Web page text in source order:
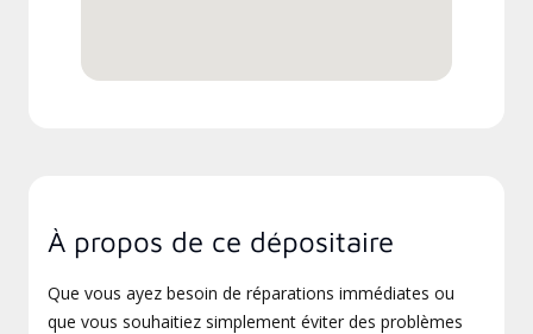
À propos de ce dépositaire
Que vous ayez besoin de réparations immédiates ou
que vous souhaitiez simplement éviter des problèmes